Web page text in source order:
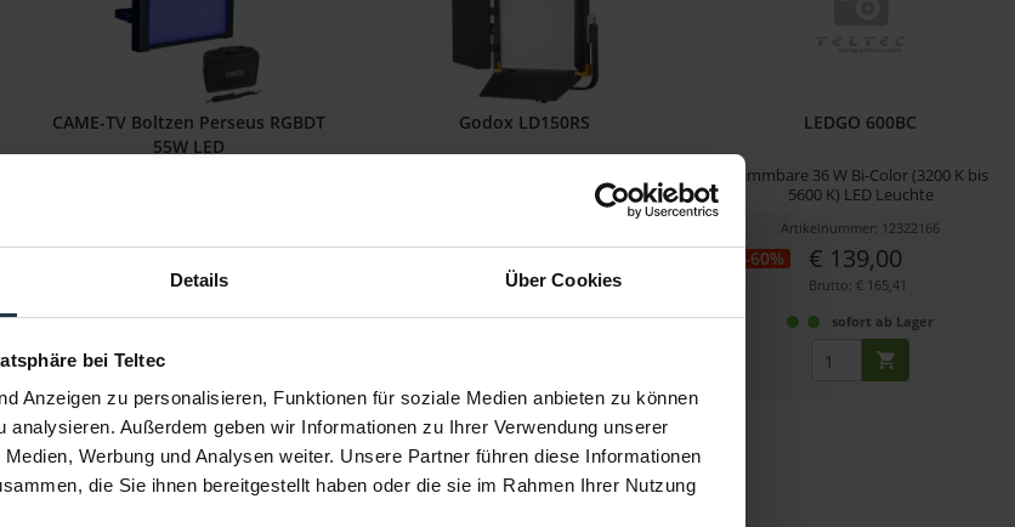
Details Über Cookies
bei Teltec
Anzeigen zu personalisieren, Funktionen für soziale Medien anbieten zu können
analysieren. Außerdem geben wir Informationen zu Ihrer Verwendung unserer
Werbung und Analysen weiter. Unsere Partner führen diese Informationen
die Sie ihnen bereitgestellt haben oder die sie im Rahmen Ihrer Nutzung
CAME-TV Boltzen Perseus RGBDT
55W LED
€ 119,00
Brutto: € 141,61
sofort ab Lager
Godox LD150RS
€ 713,45
Brutto: € 849,01
sofort ab Lager
LEDGO 600BC
Dimmbare 36 W Bi-Color (3200 K bis
5600 K) LED Leuchte
Artikelnummer: 12322166
-60% € 139,00
Brutto: € 165,41
sofort ab Lager